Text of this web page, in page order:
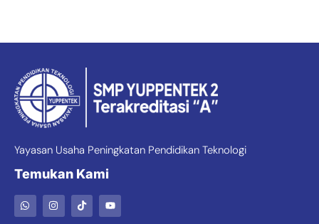
Yayasan Usaha Peningkatan Pendidikan Teknologi
Temukan Kami